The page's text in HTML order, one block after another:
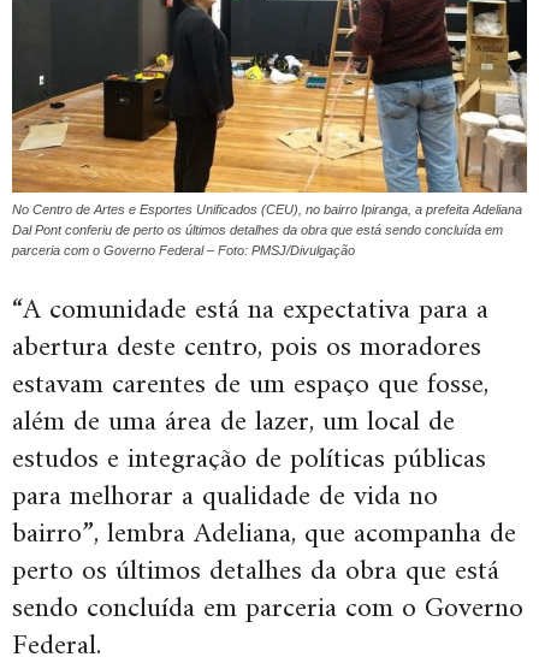
No Centro de Artes e Esportes Unificados (CEU), no bairro Ipiranga, a prefeita Adeliana
Dal Pont conferiu de perto os últimos detalhes da obra que está sendo concluída em
parceria com o Governo Federal – Foto: PMSJ/Divulgação
“A comunidade está na expectativa para a
abertura deste centro, pois os moradores
estavam carentes de um espaço que fosse,
além de uma área de lazer, um local de
estudos e integração de políticas públicas
para melhorar a qualidade de vida no
bairro”, lembra Adeliana, que acompanha de
perto os últimos detalhes da obra que está
sendo concluída em parceria com o Governo
Federal.